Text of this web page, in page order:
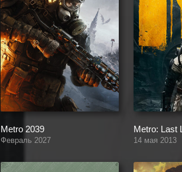
Metro 2039
Февраль 2027
Metro: Last
14 мая 2013